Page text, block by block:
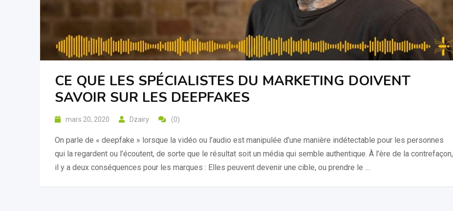
CE QUE LES SPÉCIALISTES DU MARKETING DOIVENT
SAVOIR SUR LES DEEPFAKES
mars 20, 2020 Dzairy (0)
On parle de « deepfake » lorsque la vidéo ou l’audio est manipulée d’une manière indétectable pour les personnes
qui la regardent ou l’écoutent, de sorte que le résultat soit un média qui semble authentique. À l’ère de la contrefaçon,
il y a deux conséquences pour les marques : Elles peuvent devenir une cible, ou prendre le …